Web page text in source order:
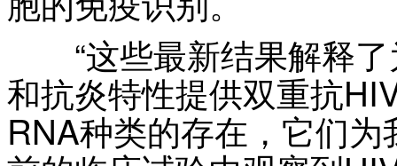
“这些最新结果解释了
和抗炎特性提供双重抗
RNA种类的存在，它们